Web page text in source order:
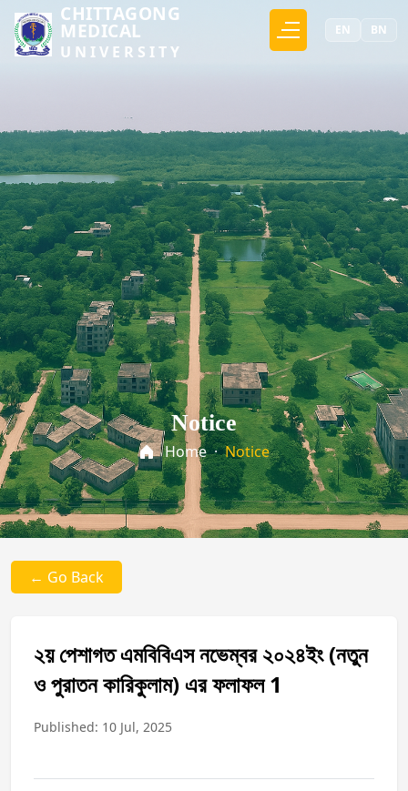
CHITTAGONG
MEDICAL
UNIVERSITY
EN BN
Notice
Home · Notice
← Go Back
২য় পেশাগত এমবিবিএস নভেম্বর ২০২৪ইং (নতুন
ও পুরাতন কারিকুলাম) এর ফলাফল 1
Published: 10 Jul, 2025